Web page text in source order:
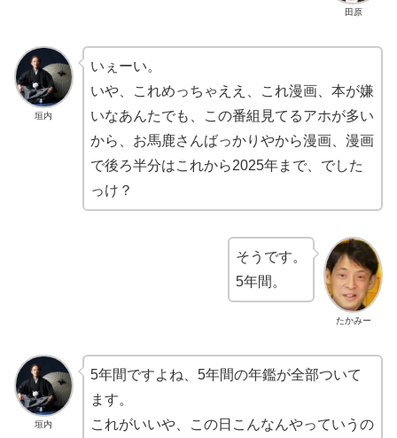
田原
垣内
いぇーい。
いや、これめっちゃええ、これ漫画、本が嫌
いなあんたでも、この番組見てるアホが多い
から、お馬鹿さんばっかりやから漫画、漫画
で後ろ半分はこれから2025年まで、でした
っけ？
たかみー
そうです。
5年間。
垣内
5年間ですよね、5年間の年鑑が全部ついて
ます。
これがいいや、この日こんなんやっていうの